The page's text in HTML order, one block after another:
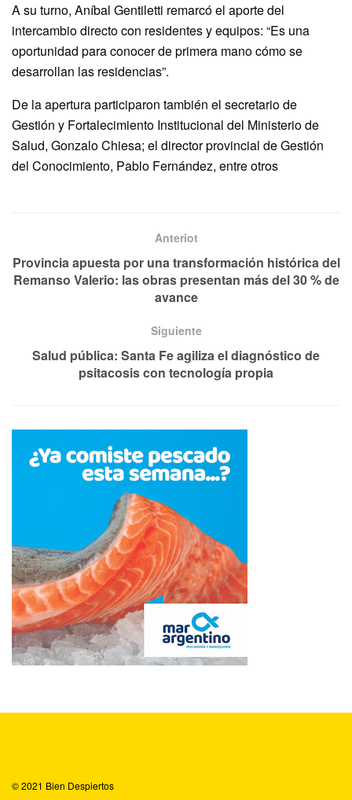
A su turno, Aníbal Gentiletti remarcó el aporte del
intercambio directo con residentes y equipos: “Es una
oportunidad para conocer de primera mano cómo se
desarrollan las residencias”.
De la apertura participaron también el secretario de
Gestión y Fortalecimiento Institucional del Ministerio de
Salud, Gonzalo Chiesa; el director provincial de Gestión
del Conocimiento, Pablo Fernández, entre otros
Anteriot
Provincia apuesta por una transformación histórica del
Remanso Valerio: las obras presentan más del 30 % de
avance
Siguiente
Salud pública: Santa Fe agiliza el diagnóstico de
psitacosis con tecnología propia
© 2021 Bien Despiertos